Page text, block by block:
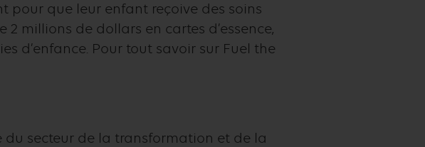
pour que leur enfant reçoive des soins
millions de dollars en cartes d’essence,
d’enfance. Pour tout savoir sur Fuel the
du secteur de la transformation et de la